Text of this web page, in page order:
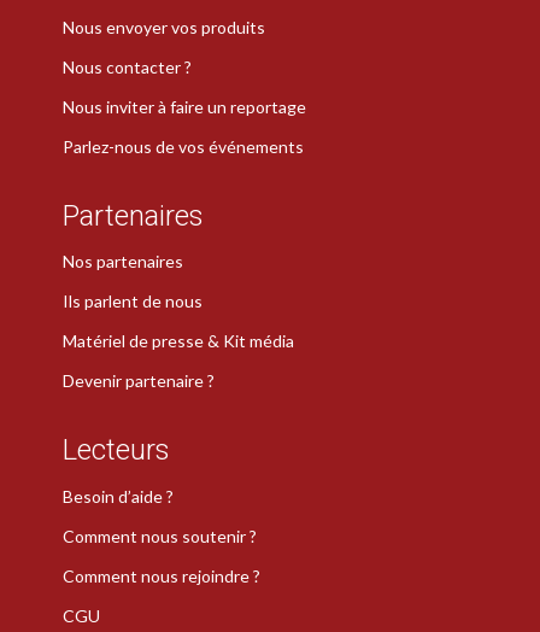
Nous envoyer vos produits
Nous contacter ?
Nous inviter à faire un reportage
Parlez-nous de vos événements
Partenaires
Nos partenaires
Ils parlent de nous
Matériel de presse & Kit média
Devenir partenaire ?
Lecteurs
Besoin d’aide ?
Comment nous soutenir ?
Comment nous rejoindre ?
CGU